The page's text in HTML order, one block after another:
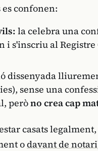
es confonen:
la celebra una
s'inscriu al Registre
dissenyada
sense una
peròno crea cap
casats
odavant de notari